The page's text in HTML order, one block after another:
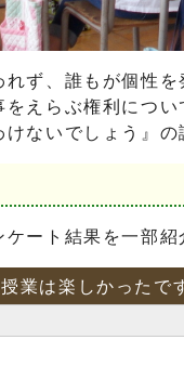
ず、誰もが個性
えらぶ権利につ
ないでしょう』
ート結果を一部紹
授業は楽しかったで